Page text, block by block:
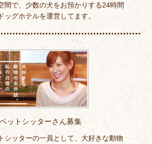
間で、少数の犬をお預かりする24時間
ッグホテルを運営してます。
ペットシッターさん募集
シッターの一員として、大好きな動物